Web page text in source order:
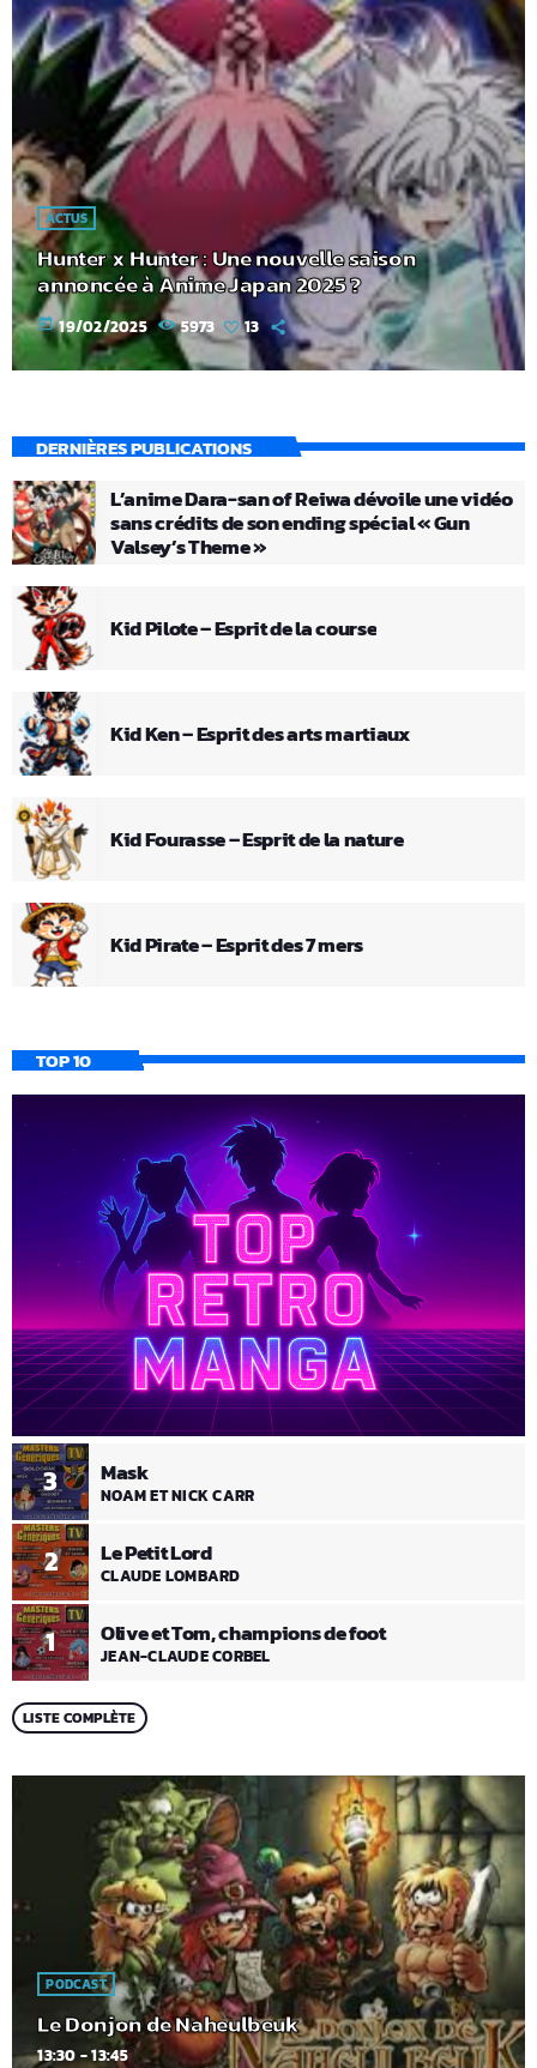
ACTUS
Hunter x Hunter : Une nouvelle saison
annoncée à Anime Japan 2025 ?
today 19/02/2025 5973 13
DERNIÈRES PUBLICATIONS
L’anime Dara-san of Reiwa dévoile une vidéo
sans crédits de son ending spécial « Gun
Valsey’s Theme »
Kid Pilote – Esprit de la course
Kid Ken – Esprit des arts martiaux
Kid Fourasse – Esprit de la nature
Kid Pirate – Esprit des 7 mers
TOP 10
1 Olive et Tom, champions de foot
JEAN-CLAUDE CORBEL
2 Le Petit Lord
CLAUDE LOMBARD
3 Mask
NOAM ET NICK CARR
LISTE COMPLÈTE
PODCAST
Le Donjon de Naheulbeuk
13:30 - 13:45